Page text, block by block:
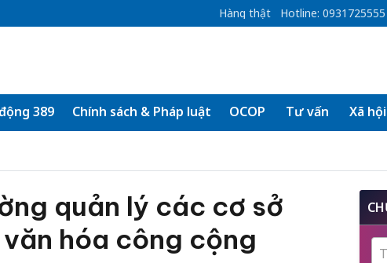
Hàng thật Hotline: 0931725555
389 Chính sách & Pháp luật OCOP Tư vấn Xã hội
quản lý các cơ sở
hóa công cộng